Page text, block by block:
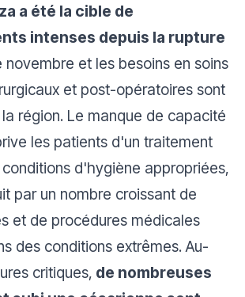
a été la cible de
intenses depuis la rupture
novembre et les besoins en soins
et post-opératoires sont
région. Le manque de capacité
les patients d'un traitement
d'hygiène appropriées,
par un nombre croissant de
et de procédures médicales
des conditions extrêmes. Au-
critiques, de nombreuses